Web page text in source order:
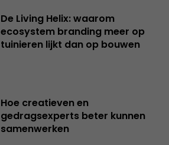
De Living Helix: waarom
ecosystem branding meer op
tuinieren lijkt dan op bouwen
Hoe creatieven en
gedragsexperts beter kunnen
samenwerken